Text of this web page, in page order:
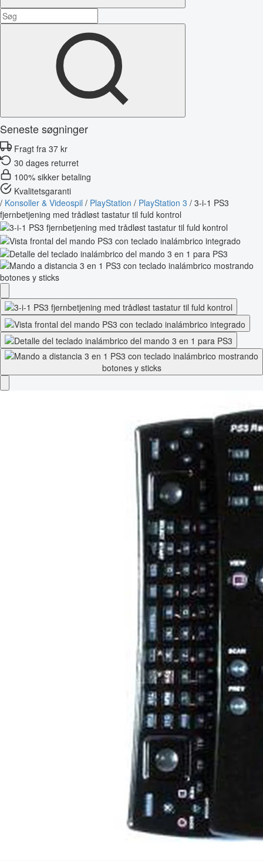
Seneste søgninger
Fragt fra 37 kr
30 dages returret
100% sikker betaling
Kvalitetsgaranti
/ Konsoller & Videospil / PlayStation / PlayStation 3 / 3-i-1 PS3
fjernbetjening med trådløst tastatur til fuld kontrol